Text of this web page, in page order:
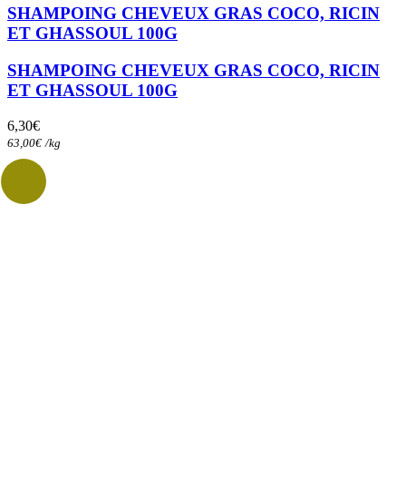
SHAMPOING CHEVEUX GRAS COCO, RICIN
ET GHASSOUL 100G
SHAMPOING CHEVEUX GRAS COCO, RICIN
ET GHASSOUL 100G
6,30€
63,00€ /kg